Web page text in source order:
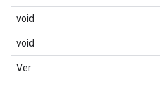
void
void
Ver